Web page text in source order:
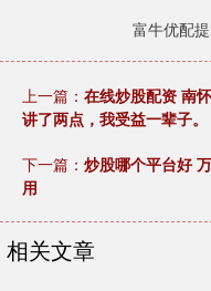
富牛优配
上一篇： 在线炒股配资 南
讲了两点，我受益一辈子
下一篇： 炒股哪个平台好
用
相关文章